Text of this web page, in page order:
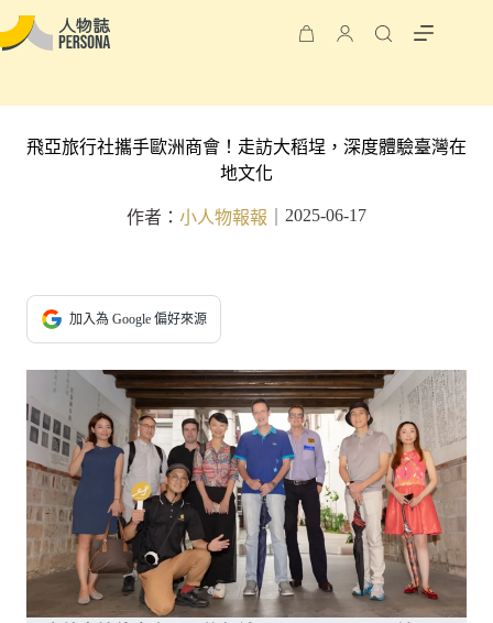
飛亞旅行社攜手歐洲商會！走訪大稻埕，深度體驗臺灣在
地文化
作者： 小人物報報 2025-06-17
加入為 Google 偏好來源